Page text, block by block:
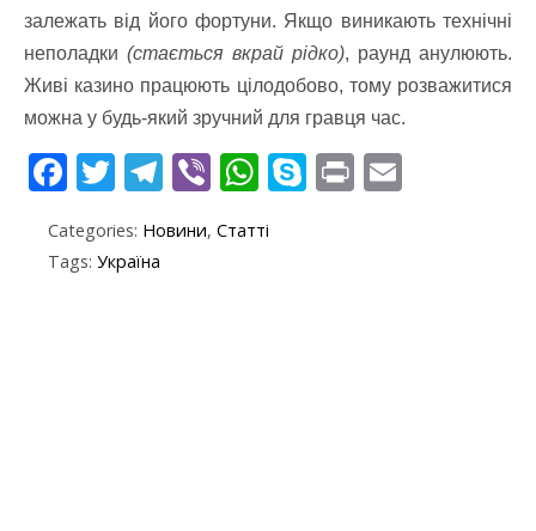
залежать від його фортуни. Якщо виникають технічні
неполадки (стається вкрай рідко), раунд анулюють.
Живі казино працюють цілодобово, тому розважитися
можна у будь-який зручний для гравця час.
F
ac
e
b
T
w
itt
er
T
el
e
Vi
b
er
W
h
at
S
k
Pr
in
Categories: Новини, Статті
Tags: Україна